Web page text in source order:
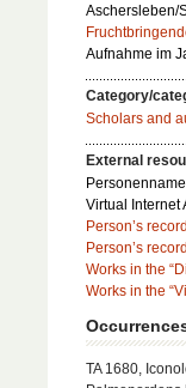
Aschersleben/
Aufnahme im
Category/
Scholars and
External
Virtual Internet
Person’s
Person’s
Works in the
Works in the
TA 1680,